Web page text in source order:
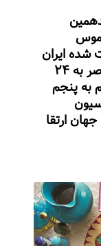
شده ایران
در فهرست جهانی یونسکو از ۲۱ عنصر به ۲۴
به پنجم
ارتقا